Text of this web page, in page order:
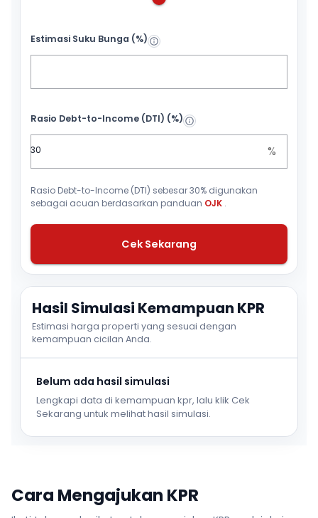
Estimasi Suku Bunga (%)
Rasio Debt-to-Income (DTI) (%)
%
Rasio Debt-to-Income (DTI) sebesar 30% digunakan
sebagai acuan berdasarkan panduan OJK .
Cek Sekarang
Hasil Simulasi Kemampuan KPR
Estimasi harga properti yang sesuai dengan
kemampuan cicilan Anda.
Belum ada hasil simulasi
Lengkapi data di kemampuan kpr, lalu klik Cek
Sekarang untuk melihat hasil simulasi.
Cara Mengajukan KPR